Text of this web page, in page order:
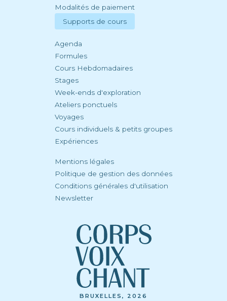
Modalités de paiement
Supports de cours
Agenda
Formules
Cours Hebdomadaires
Stages
Week-ends d'exploration
Ateliers ponctuels
Voyages
Cours individuels & petits groupes
Expériences
Mentions légales
Politique de gestion des données
Conditions générales d'utilisation
Newsletter
BRUXELLES, 2026